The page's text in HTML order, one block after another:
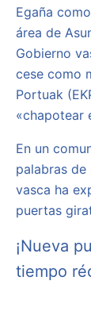
Egaña
área de
Gobierno
cese como
Portuak
«chapotear
En un
palabras de
vasca ha
puertas
¡Nueva
tiempo